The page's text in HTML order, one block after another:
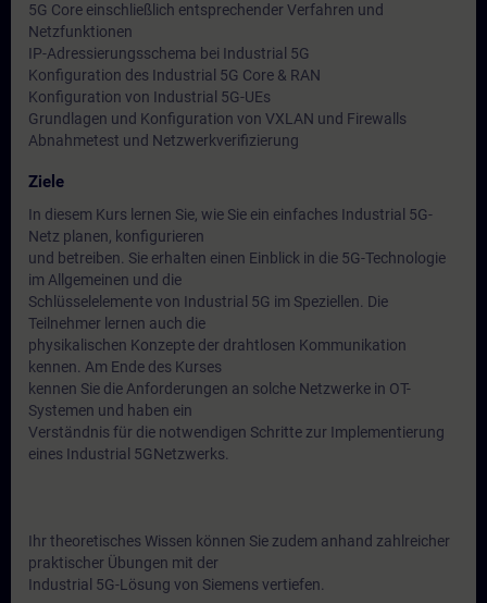
5G Core einschließlich entsprechender Verfahren und
Netzfunktionen
IP-Adressierungsschema bei Industrial 5G
Konfiguration des Industrial 5G Core & RAN
Konfiguration von Industrial 5G-UEs
Grundlagen und Konfiguration von VXLAN und Firewalls
Abnahmetest und Netzwerkverifizierung
Ziele
In diesem Kurs lernen Sie, wie Sie ein einfaches Industrial 5G-
Netz planen, konfigurieren
und betreiben. Sie erhalten einen Einblick in die 5G-Technologie
im Allgemeinen und die
Schlüsselelemente von Industrial 5G im Speziellen. Die
Teilnehmer lernen auch die
physikalischen Konzepte der drahtlosen Kommunikation
kennen. Am Ende des Kurses
kennen Sie die Anforderungen an solche Netzwerke in OT-
Systemen und haben ein
Verständnis für die notwendigen Schritte zur Implementierung
eines Industrial 5GNetzwerks.
Ihr theoretisches Wissen können Sie zudem anhand zahlreicher
praktischer Übungen mit der
Industrial 5G-Lösung von Siemens vertiefen.